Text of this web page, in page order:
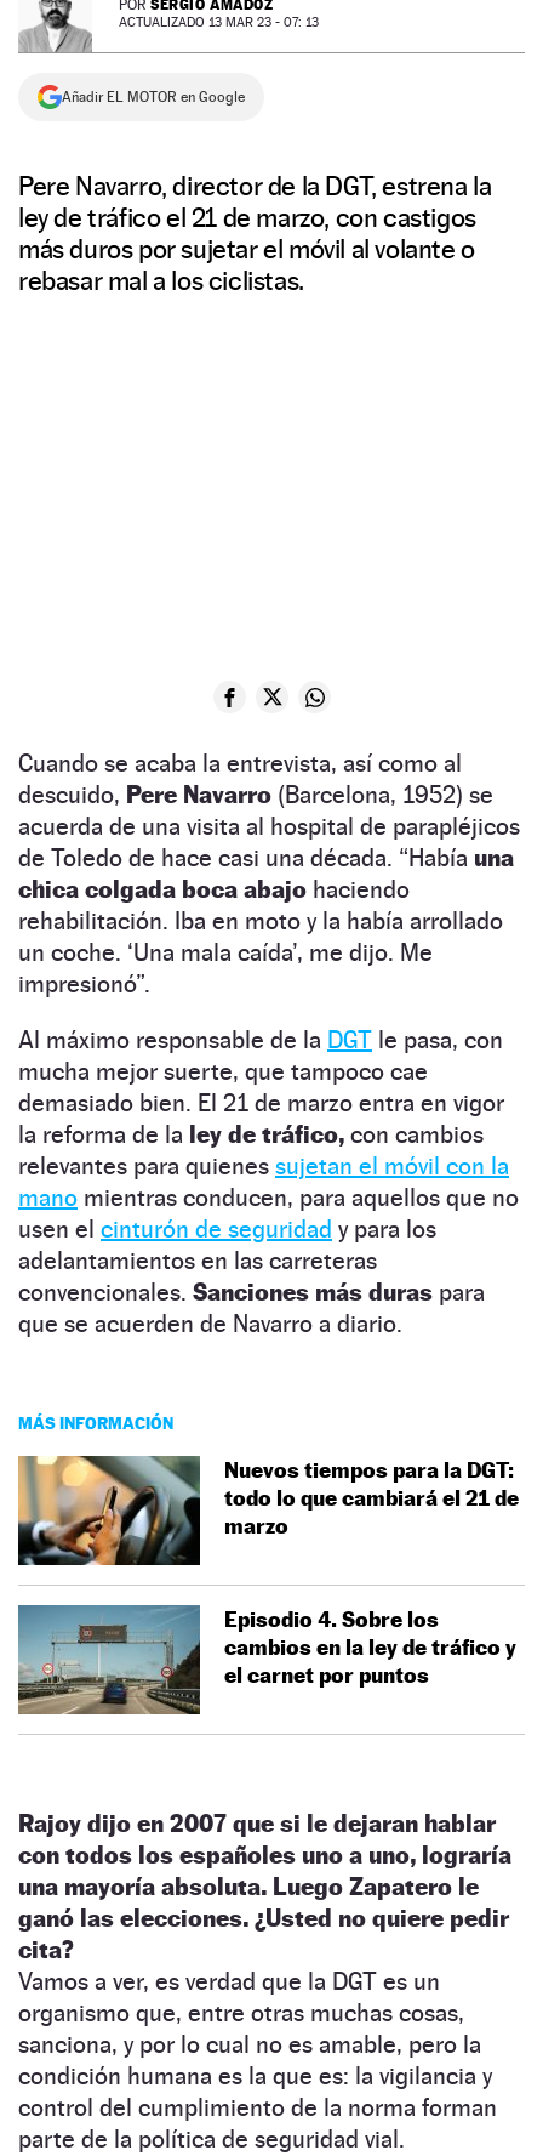
NEWSLETTER
SÍGUENOS
POR SERGIO AMADOZ
ACTUALIZADO 13 MAR 23 - 07: 13
Añadir EL MOTOR en Google
Pere Navarro, director de la DGT, estrena la
ley de tráfico el 21 de marzo, con castigos
más duros por sujetar el móvil al volante o
rebasar mal a los ciclistas.
Cuando se acaba la entrevista, así como al
descuido, Pere Navarro (Barcelona, 1952) se
acuerda de una visita al hospital de parapléjicos
de Toledo de hace casi una década. “Había una
chica colgada boca abajo haciendo
rehabilitación. Iba en moto y la había arrollado
un coche. ‘Una mala caída’, me dijo. Me
impresionó”.
Al máximo responsable de la DGT le pasa, con
mucha mejor suerte, que tampoco cae
demasiado bien. El 21 de marzo entra en vigor
la reforma de la ley de tráfico, con cambios
relevantes para quienes sujetan el móvil con la
mano mientras conducen, para aquellos que no
usen el cinturón de seguridad y para los
adelantamientos en las carreteras
convencionales. Sanciones más duras para
que se acuerden de Navarro a diario.
MÁS INFORMACIÓN
Nuevos tiempos para la DGT:
todo lo que cambiará el 21 de
marzo
Episodio 4. Sobre los
cambios en la ley de tráfico y
el carnet por puntos
Rajoy dijo en 2007 que si le dejaran hablar
con todos los españoles uno a uno, lograría
una mayoría absoluta. Luego Zapatero le
ganó las elecciones. ¿Usted no quiere pedir
cita?
Vamos a ver, es verdad que la DGT es un
organismo que, entre otras muchas cosas,
sanciona, y por lo cual no es amable, pero la
condición humana es la que es: la vigilancia y
control del cumplimiento de la norma forman
parte de la política de seguridad vial.